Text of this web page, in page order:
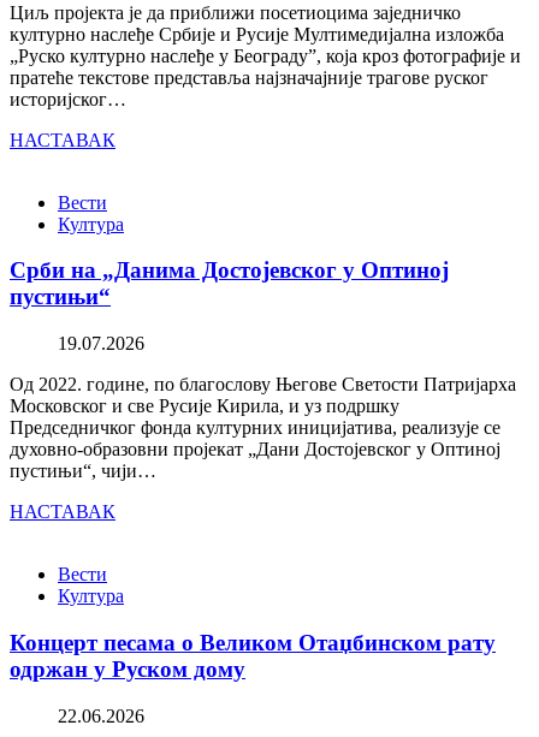
Циљ пројекта је да приближи посетиоцима заједничко
културно наслеђе Србије и Русије Мултимедијална изложба
„Руско културно наслеђе у Београду”, која кроз фотографије и
пратеће текстове представља најзначајније трагове руског
историјског…
НАСТАВАК
Вести
Култура
Срби на „Данима Достојевског у Оптиној
пустињи“
19.07.2026
Од 2022. године, по благослову Његове Светости Патријарха
Московског и све Русије Кирила, и уз подршку
Председничког фонда културних иницијатива, реализује се
духовно-образовни пројекат „Дани Достојевског у Оптиној
пустињи“, чији…
НАСТАВАК
Вести
Култура
Концерт песама о Великом Отаџбинском рату
одржан у Руском дому
22.06.2026